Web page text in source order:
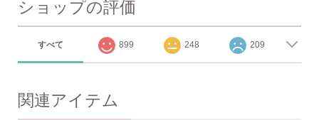
ショップの評価
すべて 899 248 209
関連アイテム